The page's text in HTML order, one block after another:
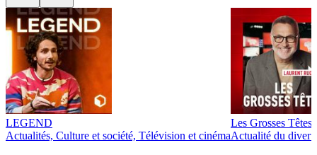
LEGEND
Actualités, Culture et société, Télévision et cinéma
Les Grosses Têtes
Actualité du